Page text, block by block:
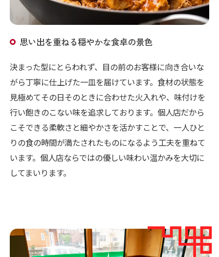
思い出を重ねる穏やかな食卓の景色
決まった型にとらわれず、目の前のお客様に向き合いな
がら丁寧に仕上げた一皿を届けています。食材の状態を
見極めてその日そのときに合わせた火入れや、味付けを
行い飽きのこない味を追求しております。個人店だから
こそできる柔軟さと細やかさを活かすことで、一人ひと
りの食の時間が満たされたものになるよう工夫を重ねて
います。個人店ならではの優しい味わい温かみを大切に
してまいります。